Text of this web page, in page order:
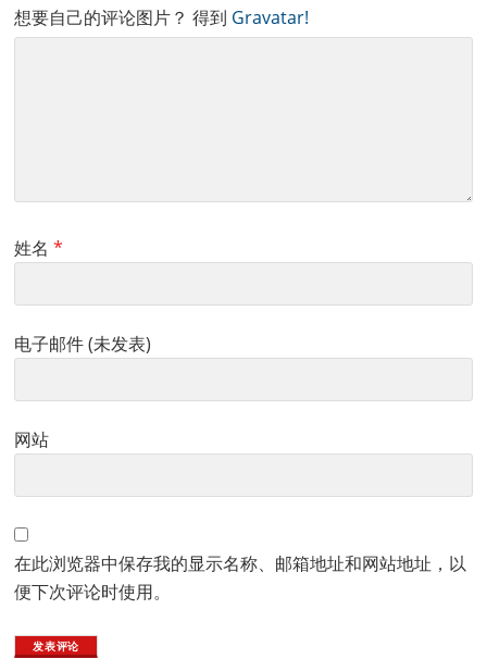
想要自己的评论图片？ 得到 Gravatar!
姓名 *
电子邮件 (未发表)
网站
在此浏览器中保存我的显示名称、邮箱地址和网站地址，以
便下次评论时使用。